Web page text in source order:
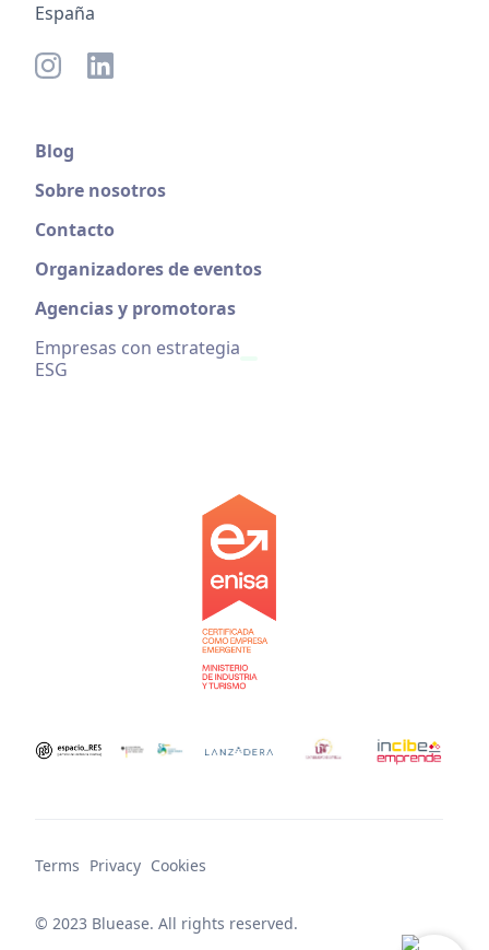
España
Blog
Sobre nosotros
Contacto
Organizadores de eventos
Agencias y promotoras
Empresas con estrategia
ESG
© 2023 Bluease. All rights reserved.
Terms Privacy Cookies